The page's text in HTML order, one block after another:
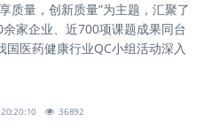
质量，创新质量”为主题，汇聚了
家企业、近700项课题成果同台
国医药健康行业QC小组活动深入
36892